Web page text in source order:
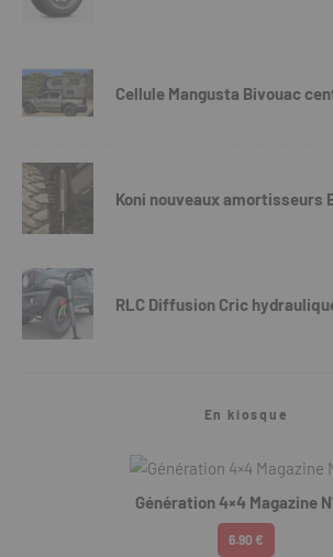
Cellule Mangusta Bivouac
Koni nouveaux amortisseurs
RLC Diffusion Cric
En kiosque
Génération 4×4 Magazine
6.90 €